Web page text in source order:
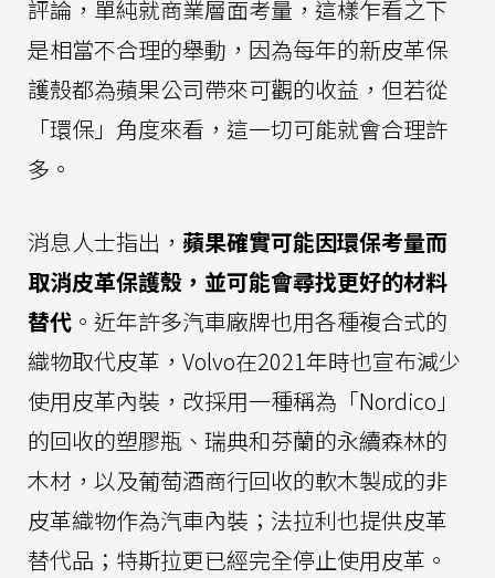
評論，單純就商業層面考量，這樣乍看之下
是相當不合理的舉動，因為每年的新皮革保
護殼都為蘋果公司帶來可觀的收益，但若從
「環保」角度來看，這一切可能就會合理許
多。
消息人士指出， 蘋果確實可能因環保考量而
取消皮革保護殼，並可能會尋找更好的材料
替代 。近年許多汽車廠牌也用各種複合式的
織物取代皮革，Volvo在2021年時也宣布減少
使用皮革內裝，改採用一種稱為「Nordico」
的回收的塑膠瓶、瑞典和芬蘭的永續森林的
木材，以及葡萄酒商行回收的軟木製成的非
皮革織物作為汽車內裝；法拉利也提供皮革
替代品；特斯拉更已經完全停止使用皮革。